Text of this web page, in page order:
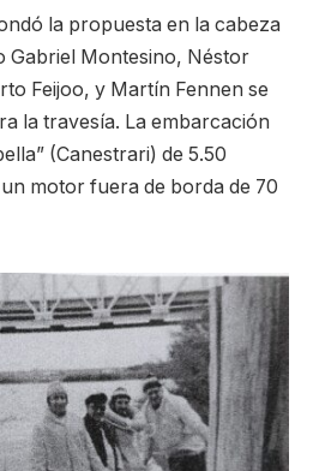
la propuesta en la cabeza
Gabriel Montesino, Néstor
Feijoo, y Martín Fennen se
la travesía. La embarcación
(Canestrari) de 5.50
motor fuera de borda de 70